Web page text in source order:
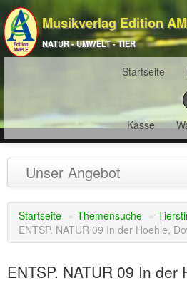
Musikverlag Edition
NATUR - UMWELT - TIER
Startseite
Kasse
Unser Angebot
NATURJAHR(12)
ÖSTERREICH(22)
Startseite » Themensuche »
ENTSP. NATUR 09 In der Hoehle,
ENTSP. NATUR 09 In der